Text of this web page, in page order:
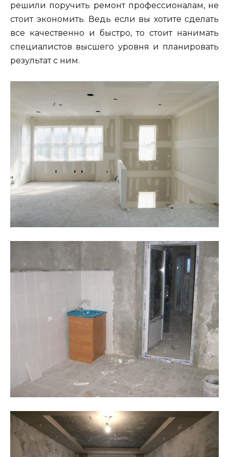
решили поручить ремонт профессионалам, не
стоит экономить. Ведь если вы хотите сделать
все качественно и быстро, то стоит нанимать
специалистов высшего уровня и планировать
результат с ним.